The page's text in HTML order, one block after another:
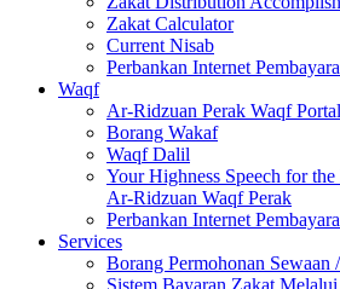
Zakat Calculator
Current Nisab
Perbankan Internet
Waqf
Ar-Ridzuan Perak Waqf Portal
Borang Wakaf
Waqf Dalil
Your Highness Speech for
Ar-Ridzuan Waqf Perak
Perbankan Internet
Services
Borang Permohonan
Sistem Bayaran Zakat